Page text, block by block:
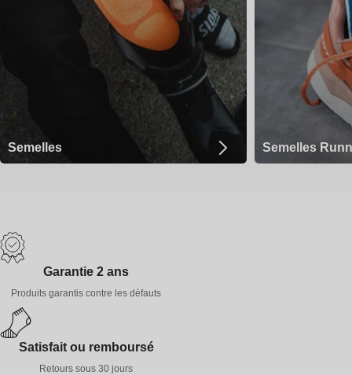
Semelles Semelles
Garantie 2 ans
Produits garantis contre les défauts
Satisfait ou remboursé
Retours sous 30 jours